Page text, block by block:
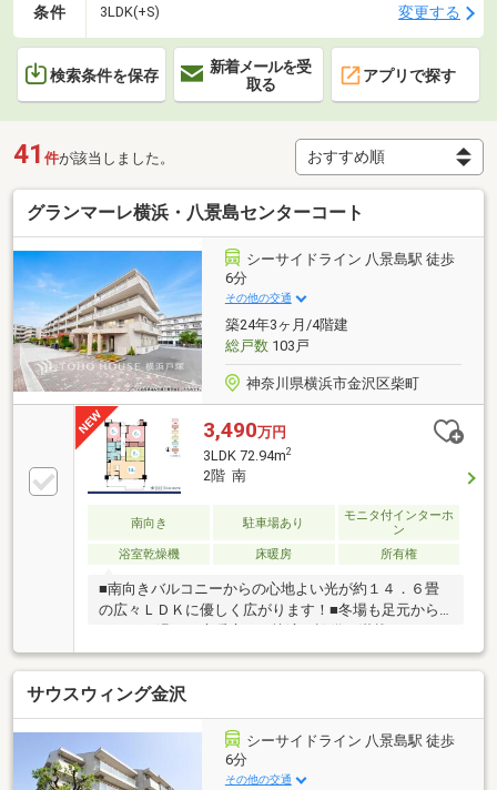
条件 3LDK(+S) 変更する
検索条件を保存
新着メールを受
取る
アプリで探す
41 件が該当しました。
グランマーレ横浜・八景島センターコート
シーサイドライン 八景島駅 徒歩
6分
その他の交通
築24年3ヶ月/4階建
総戸数103戸
神奈川県横浜市金沢区柴町
3,490万円
3LDK 72.94m2
2階 南
南向き 駐車場あり
モニタ付インターホ
ン
浴室乾燥機
床暖房 所有権
■南向きバルコニーからの心地よい光が約１４．６畳
の広々ＬＤＫに優しく広がります！■冬場も足元から
雨の日の衣類乾燥に便利な浴室乾燥機や不在時の荷物
受け取りもスムーズな宅配ボックスも完備していま
す！■２０２６年５月下旬にはリノベーション完了予
定のきれいなお住まいで新たな暮らしを心地よくデザ
インしてください♪■大切なペット（犬・猫２匹まで）
と一緒に笑顔溢れる新生活をスタートしませんか？
（細則有）■玄関前のトランクルームなどゆとりの収
サウスウィング金沢
シーサイドライン 八景島駅 徒歩
6分
その他の交通